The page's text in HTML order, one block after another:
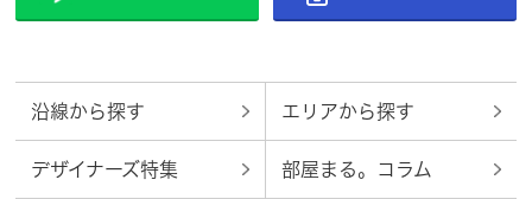
沿線から探す エリアから探す
デザイナーズ特集 部屋まる。コラム